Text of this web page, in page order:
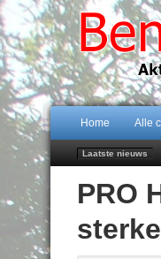
Home Alle
Laatste nieuws
PRO